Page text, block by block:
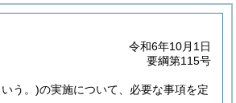
令和6年10月1日
要綱第115号
う。)の実施について、必要な事項を定